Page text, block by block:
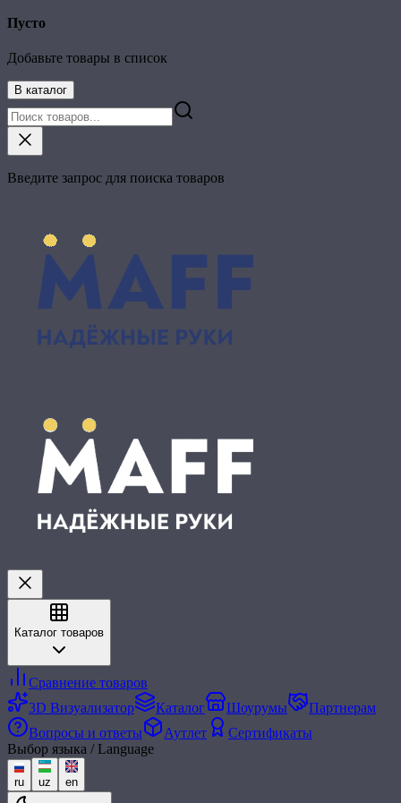
Пусто
Добавьте товары в список
В каталог
Введите запрос для поиска товаров
Каталог товаров
Сравнение товаров
3D Визуализатор
Каталог Шоурумы
Партнерам
Вопросы и ответы
Аутлет
Сертификаты
Выбор языка / Language
ru uz en